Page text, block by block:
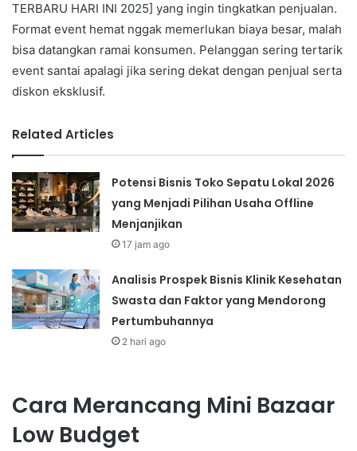
TERBARU HARI INI 2025] yang ingin tingkatkan penjualan.
Format event hemat nggak memerlukan biaya besar, malah
bisa datangkan ramai konsumen. Pelanggan sering tertarik
event santai apalagi jika sering dekat dengan penjual serta
diskon eksklusif.
Related Articles
Potensi Bisnis Toko Sepatu Lokal 2026
yang Menjadi Pilihan Usaha Offline
Menjanjikan
17 jam ago
Analisis Prospek Bisnis Klinik Kesehatan
Swasta dan Faktor yang Mendorong
Pertumbuhannya
2 hari ago
Cara Merancang Mini Bazaar
Low Budget